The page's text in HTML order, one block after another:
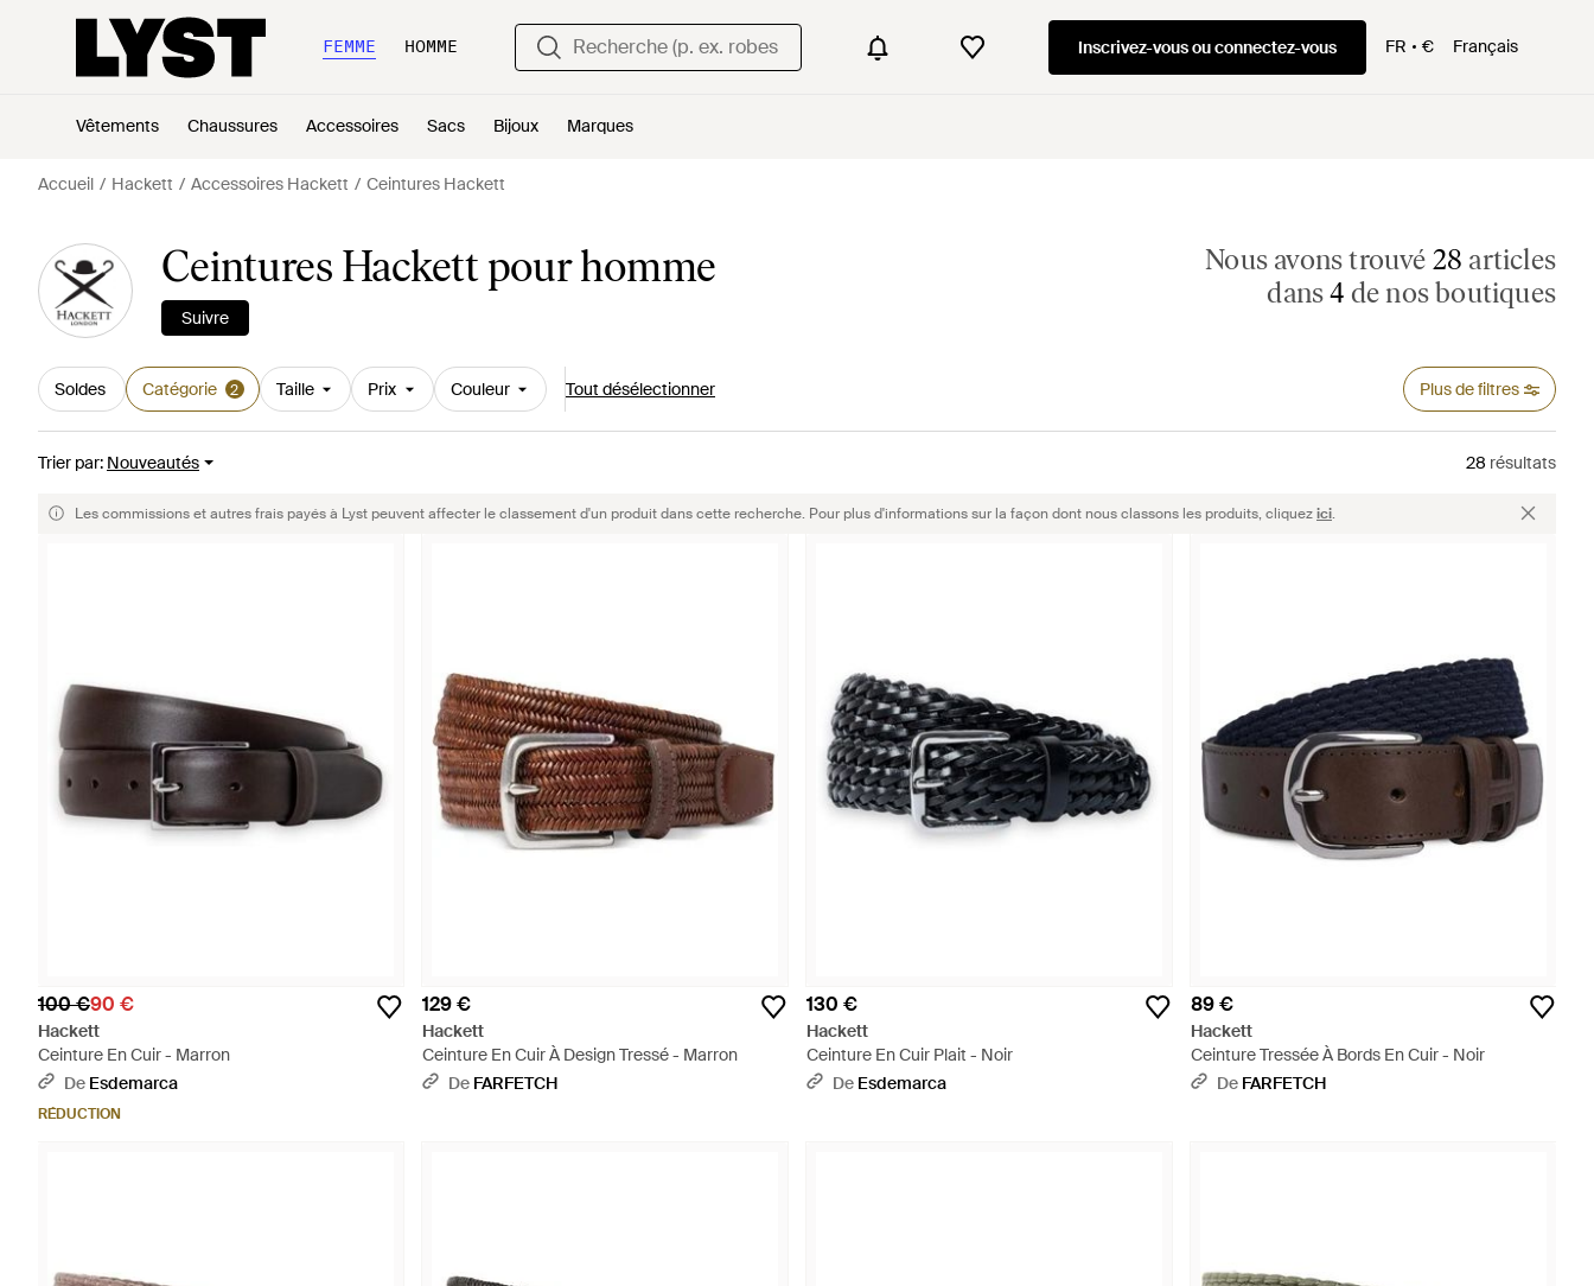
FEMME HOMME Inscrivez-vous ou connectez-vous FR € Français
Vêtements Chaussures Accessoires Sacs Bijoux Marques
Accueil Hackett Accessoires Hackett Ceintures Hackett
Ceintures Hackett pour homme
Suivre
Nous avons trouvé 28 articles
dans4 de nos boutiques
Soldes Catégorie 2 Taille Prix Couleur Tout désélectionner Plus de filtres
Trier par: Nouveautés 28 résultats
Les commissions et autres frais payés à Lyst peuvent affecter le classement d'un produit dans cette recherche. Pour plus d'informations sur la façon dont nous classons les produits, cliquezici.
100 €90 €
Hackett
Ceinture En Cuir - Marron
De Esdemarca
RÉDUCTION
129 €
Hackett
Ceinture En Cuir À Design Tressé - Marron
De FARFETCH
130 €
Hackett
Ceinture En Cuir Plait - Noir
De Esdemarca
89 €
Hackett
Ceinture Tressée À Bords En Cuir - Noir
De FARFETCH